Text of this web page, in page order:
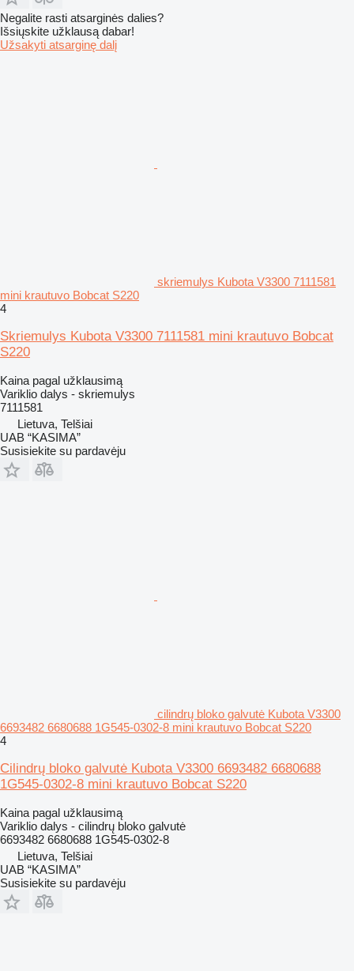
Negalite rasti atsarginės dalies?
Išsiųskite užklausą dabar!
Užsakyti atsarginę dalį
skriemulys Kubota V3300 7111581
mini krautuvo Bobcat S220
4
Skriemulys Kubota V3300 7111581 mini krautuvo Bobcat
S220
Kaina pagal užklausimą
Variklio dalys - skriemulys
7111581
Lietuva, Telšiai
UAB “KASIMA”
Susisiekite su pardavėju
cilindrų bloko galvutė Kubota V3300
6693482 6680688 1G545-0302-8 mini krautuvo Bobcat S220
4
Cilindrų bloko galvutė Kubota V3300 6693482 6680688
1G545-0302-8 mini krautuvo Bobcat S220
Kaina pagal užklausimą
Variklio dalys - cilindrų bloko galvutė
6693482 6680688 1G545-0302-8
Lietuva, Telšiai
UAB “KASIMA”
Susisiekite su pardavėju